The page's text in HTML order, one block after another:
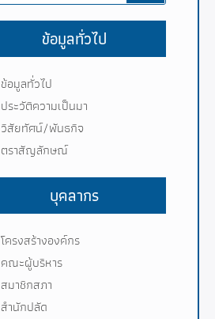
ข้อมูลทั่วไป
ข้อมูลทั่วไป
ประวัติความเป็นมา
วิสัยทัศน์/พันธกิจ
ตราสัญลักษณ์
บุคลากร
โครงสร้างองค์กร
คณะผู้บริหาร
สมาชิกสภา
สำนักปลัด